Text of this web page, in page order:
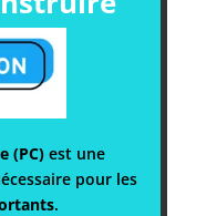
(PC) est une
pour les
.